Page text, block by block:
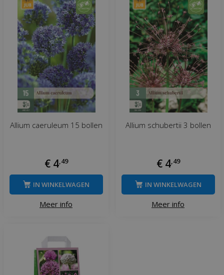
Allium caeruleum 15 bollen
€ 4,49
Meer info
IN WINKELWAGEN
Allium schubertii 3 bollen
€ 4,49
Meer info
IN WINKELWAGEN